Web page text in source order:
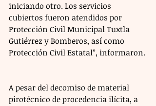
iniciando otro. Los servicios
cubiertos fueron atendidos por
Protección Civil Municipal Tuxtla
Gutiérrez y Bomberos, así como
Protección Civil Estatal”, informaron.
A pesar del decomiso de material
pirotécnico de procedencia ilícita, a